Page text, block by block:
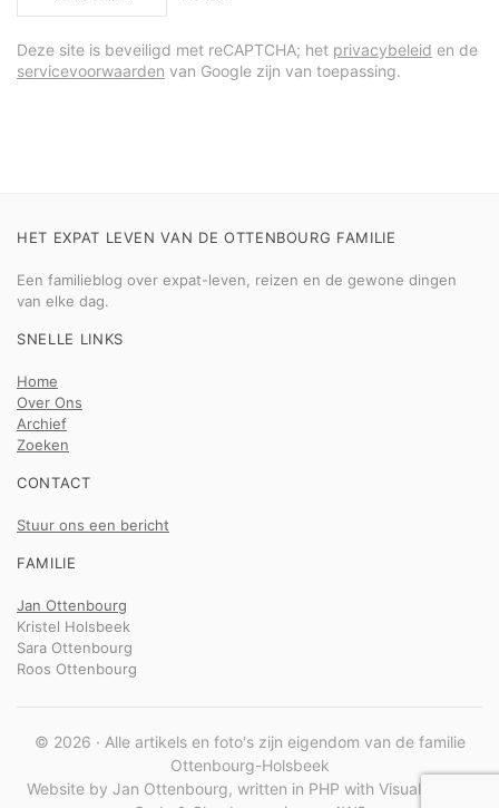
Deze site is beveiligd met reCAPTCHA; het privacybeleid en de
servicevoorwaarden van Google zijn van toepassing.
HET EXPAT LEVEN VAN DE OTTENBOURG FAMILIE
Een familieblog over expat-leven, reizen en de gewone dingen
van elke dag.
SNELLE LINKS
Home
Over Ons
Archief
Zoeken
CONTACT
Stuur ons een bericht
FAMILIE
Jan Ottenbourg
Kristel Holsbeek
Sara Ottenbourg
Roos Ottenbourg
© 2026 · Alle artikels en foto's zijn eigendom van de familie
Ottenbourg-Holsbeek
Website by Jan Ottenbourg, written in PHP with Visual Studio